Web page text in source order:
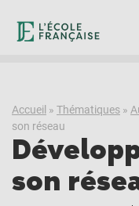
Accueil » Thématiques »
son réseau
son